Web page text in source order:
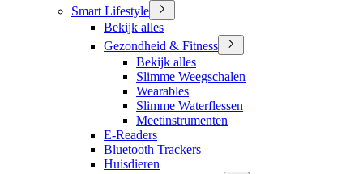
Smart Lifestyle
Bekijk alles
Gezondheid & Fitness
Bekijk alles
Slimme Weegschalen
Wearables
Slimme Waterflessen
Meetinstrumenten
E-Readers
Bluetooth Trackers
Huisdieren